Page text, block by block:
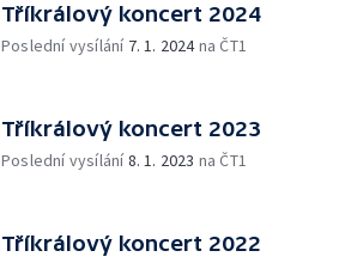
Tříkrálový koncert 2024
Poslední vysílání 7. 1. 2024na ČT1
Tříkrálový koncert 2023
Poslední vysílání8. 1. 2023 na ČT1
Tříkrálový koncert 2022